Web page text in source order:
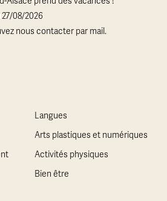
08/2026
nous contacter par mail.
Langues
Arts plastiques et numériques
Activités physiques
Bien être